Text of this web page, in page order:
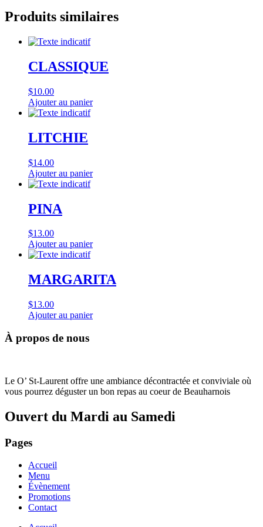
Produits similaires
CLASSIQUE
$10.00
Ajouter au panier
LITCHIE
$14.00
Ajouter au panier
PINA
$13.00
Ajouter au panier
MARGARITA
$13.00
Ajouter au panier
À propos de nous
Le O’ St-Laurent offre une ambiance décontractée et conviviale où
vous pourrez déguster un bon repas au coeur de Beauharnois
Ouvert du Mardi au Samedi
Pages
Accueil
Menu
Évènement
Promotions
Contact